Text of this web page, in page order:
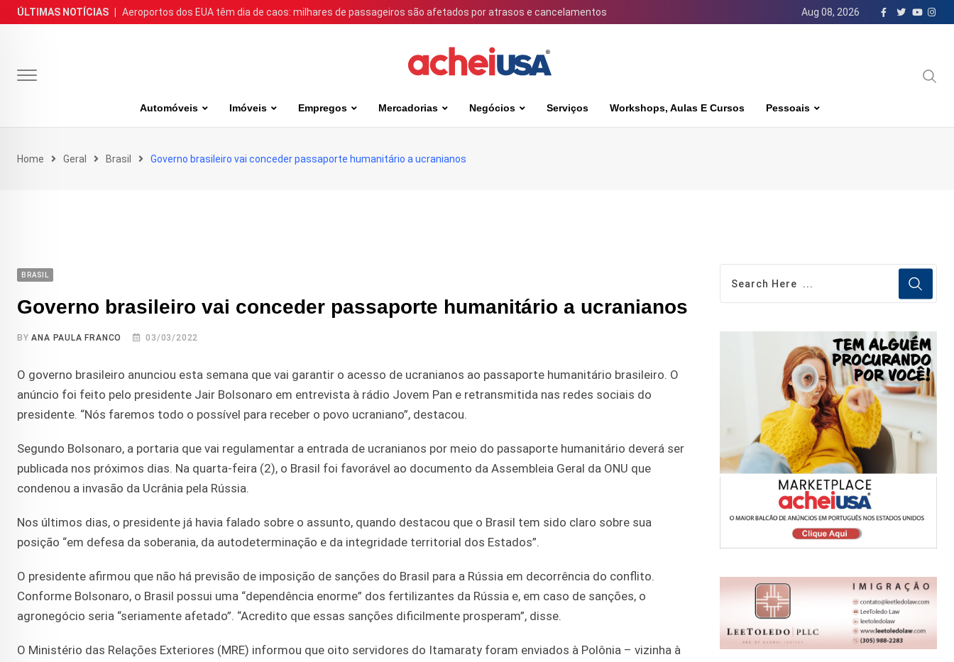
Skip
to
ÚLTIMAS NOTÍCIAS Aeroportos dos EUA têm dia de caos: milhares de passageiros são afetados por atrasos e cancelamentos Aug 08, 2026
Automóveis Imóveis Empregos Mercadorias Negócios Serviços Workshops, Aulas E Cursos Pessoais
Home Geral Brasil Governo brasileiro vai conceder passaporte humanitário a ucranianos
BRASIL
Governo brasileiro vai conceder passaporte humanitário a ucranianos
BYANA PAULA FRANCO 03/03/2022
O governo brasileiro anunciou esta semana que vai garantir o acesso de ucranianos ao passaporte humanitário brasileiro. O
anúncio foi feito pelo presidente Jair Bolsonaro em entrevista à rádio Jovem Pan e retransmitida nas redes sociais do
presidente. “Nós faremos todo o possível para receber o povo ucraniano”, destacou.
Segundo Bolsonaro, a portaria que vai regulamentar a entrada de ucranianos por meio do passaporte humanitário deverá ser
publicada nos próximos dias. Na quarta-feira (2), o Brasil foi favorável ao documento da Assembleia Geral da ONU que
condenou a invasão da Ucrânia pela Rússia.
Nos últimos dias, o presidente já havia falado sobre o assunto, quando destacou que o Brasil tem sido claro sobre sua
posição “em defesa da soberania, da autodeterminação e da integridade territorial dos Estados”.
O presidente afirmou que não há previsão de imposição de sanções do Brasil para a Rússia em decorrência do conflito.
Conforme Bolsonaro, o Brasil possui uma “dependência enorme” dos fertilizantes da Rússia e, em caso de sanções, o
agronegócio seria “seriamente afetado”. “Acredito que essas sanções dificilmente prosperam”, disse.
O Ministério das Relações Exteriores (MRE) informou que oito servidores do Itamaraty foram enviados à Polônia – vizinha à